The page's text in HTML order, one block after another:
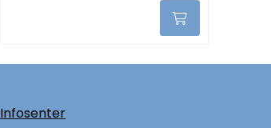
Infosenter